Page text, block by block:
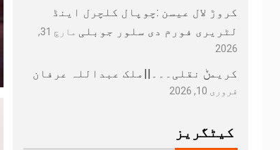
کروڑ لال عیسن :چوپال کلچرل اینڈ
لٹریری فورم دی سلور جوبلی
مارچ 31,
2026
کریمݨ نقلی۔۔۔||ملک عبداللہ عرفان
فروری 10, 2026
کیٹگریز